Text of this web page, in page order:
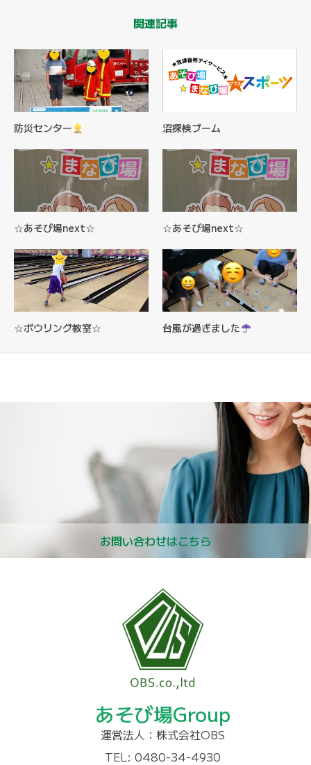
関連記事
防災センター 沼探検ブーム
☆あそび場next☆ ☆あそび場next☆
☆ボウリング教室☆ 台風が過ぎました
お問い合わせはこちら
あそび場Group
運営法人：株式会社OBS
TEL: 0480-34-4930